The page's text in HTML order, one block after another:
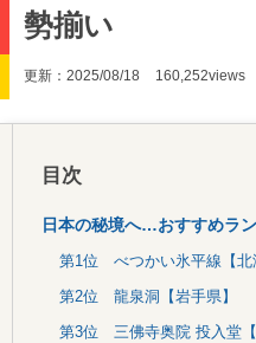
勢揃い
更新：2025/08/18 160,252views
目次
日本の秘境へ…おすすめラ
第1位 べつかい氷平線【北
第2位 龍泉洞【岩手県】
第3位 三佛寺奥院 投入堂【